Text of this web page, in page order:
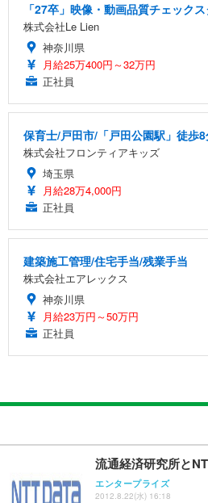
「27卒」映像・動画品質チェック
株式会社Le Lien
神奈川県
月給25万400円～32万円
正社員
保育士/戸田市/「戸田公園駅」徒歩
株式会社フロンティアキッズ
埼玉県
月給28万4,000円
正社員
建築施工管理/住宅手当/残業手当
株式会社エアレックス
神奈川県
月給23万円～50万円
正社員
流通経済研究所と
エンタープライズ
2012.8.22(水) 16:18